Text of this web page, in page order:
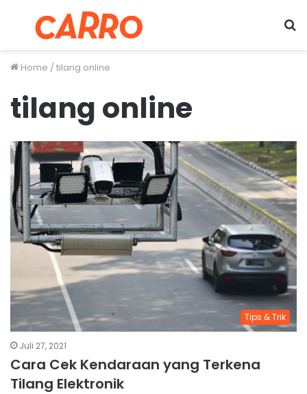
Menu
Home /tilang online
tilang online
Tips & Trik
Juli 27, 2021
Cara Cek Kendaraan yang Terkena
Tilang Elektronik